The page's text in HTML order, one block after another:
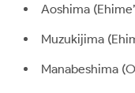
Aoshima
Muzukijima
Manabeshima